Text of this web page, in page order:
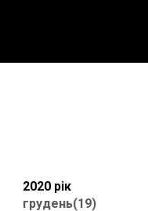
2020 рік
грудень(19)